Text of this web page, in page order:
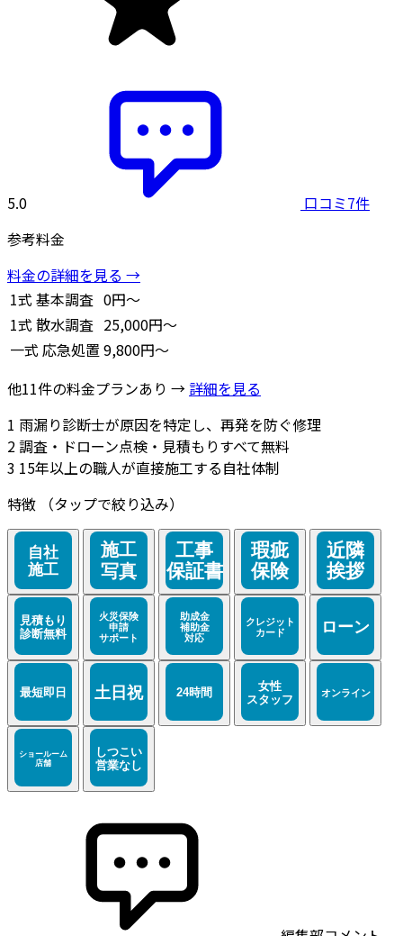
5.0
口コミ7件
参考料金
料金の詳細を見る →
1式 基本調査 0円～
1式 散水調査 25,000円～
一式 応急処置 9,800円～
他11件の料金プランあり → 詳細を見る
1 雨漏り診断士が原因を特定し、再発を防ぐ修理
2調査・ドローン点検・見積もりすべて無料
3 15年以上の職人が直接施工する自社体制
特徴
（タップで絞り込み）